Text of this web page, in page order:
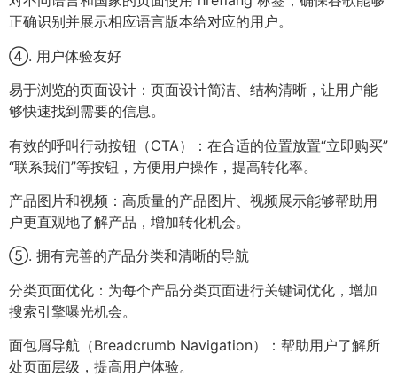
正确识别并展示相应语言版本给对应的用户。
④. 用户体验友好
易于浏览的页面设计：页面设计简洁、结构清晰，让用户能
够快速找到需要的信息。
有效的呼叫行动按钮（CTA）：在合适的位置放置“立即购买”
“联系我们”等按钮，方便用户操作，提高转化率。
产品图片和视频：高质量的产品图片、视频展示能够帮助用
户更直观地了解产品，增加转化机会。
⑤. 拥有完善的产品分类和清晰的导航
分类页面优化：为每个产品分类页面进行关键词优化，增加
搜索引擎曝光机会。
面包屑导航（Breadcrumb Navigation）：帮助用户了解所
处页面层级，提高用户体验。